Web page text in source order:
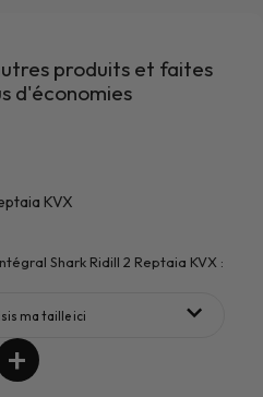
produits et faites
d'économies
KVX
Shark Ridill 2 Reptaia KVX :
ma taille ici